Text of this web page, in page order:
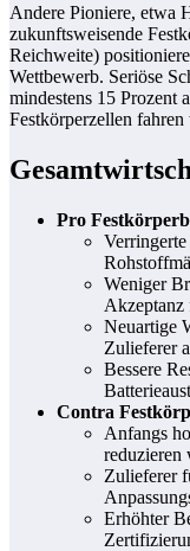
Andere Pioniere, etwa
zukunftsweisende
Reichweite)
Wettbewerb. Seriöse
mindestens 15 Prozent
Festkörperzellen fahren
Pro
Weniger
Neuartige
Zulieferer
Bessere
Contra
Anfangs
reduzieren
Zulieferer
Erhöhter